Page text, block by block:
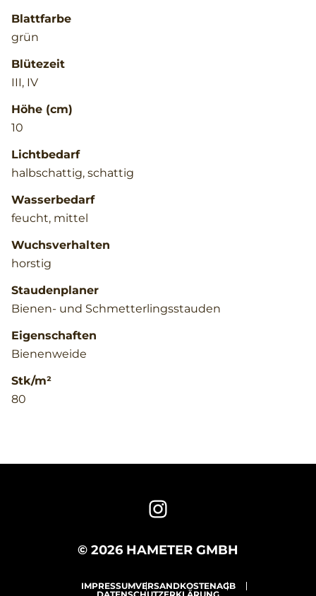
Blattfarbe
grün
Blütezeit
III, IV
Höhe (cm)
10
Lichtbedarf
halbschattig, schattig
Wasserbedarf
feucht, mittel
Wuchsverhalten
horstig
Staudenplaner
Bienen- und Schmetterlingsstauden
Eigenschaften
Bienenweide
Stk/m²
80
© 2026 HAMETER GMBH
IMPRESSUMVERSANDKOSTENAGB